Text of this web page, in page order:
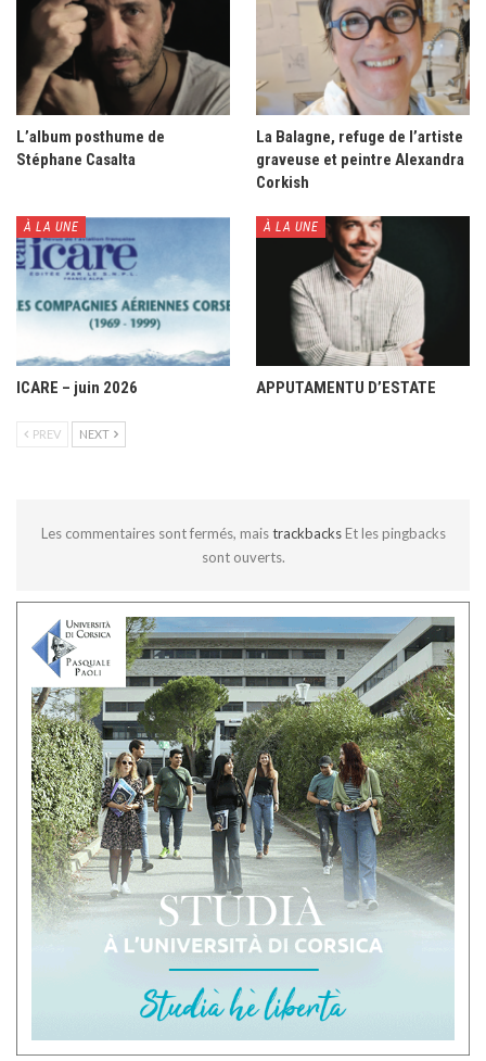
L’album posthume de
Stéphane Casalta
La Balagne, refuge de l’artiste
graveuse et peintre Alexandra
Corkish
À LA UNE
ICARE – juin 2026
À LA UNE
APPUTAMENTU D’ESTATE
PREV NEXT
Les commentaires sont fermés, maistrackbacks Et les pingbacks
sont ouverts.